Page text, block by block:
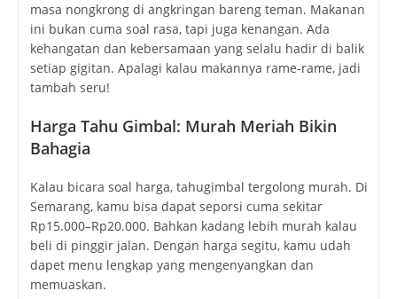
masa nongkrong di angkringan bareng teman. Makanan
ini bukan cuma soal rasa, tapi juga kenangan. Ada
kehangatan dan kebersamaan yang selalu hadir di balik
setiap gigitan. Apalagi kalau makannya rame-rame, jadi
tambah seru!
Harga Tahu Gimbal: Murah Meriah Bikin
Bahagia
Kalau bicara soal harga, tahugimbal tergolong murah. Di
Semarang, kamu bisa dapat seporsi cuma sekitar
Rp15.000–Rp20.000. Bahkan kadang lebih murah kalau
beli di pinggir jalan. Dengan harga segitu, kamu udah
dapet menu lengkap yang mengenyangkan dan
memuaskan.